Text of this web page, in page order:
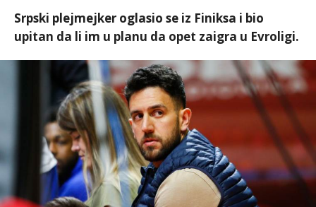
Srpski plejmejker oglasio se iz Finiksa i bio
upitan da li im u planu da opet zaigra u Evroligi.